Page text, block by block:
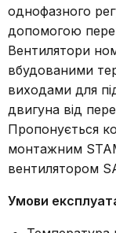
однофазного
допомогою
Вентилятори
вбудованими
виходами для
двигуна від
Пропонується
монтажним
вентилятором
Умови